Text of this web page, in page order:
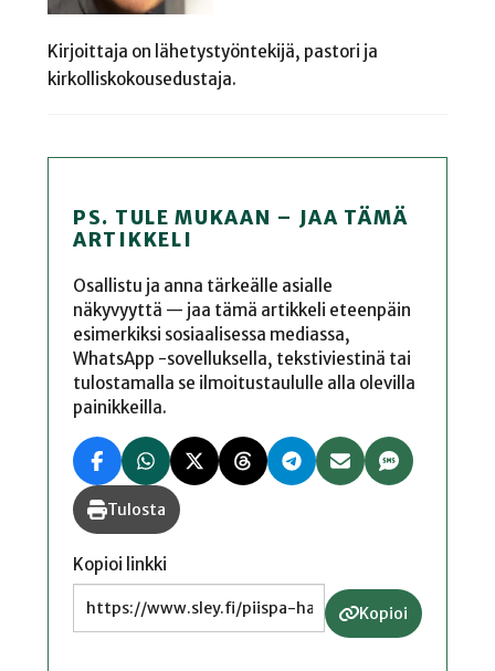
Kirjoittaja on lähetystyöntekijä, pastori ja
kirkolliskokousedustaja.
PS. TULE MUKAAN – JAA TÄMÄ
ARTIKKELI
Osallistu ja anna tärkeälle asialle
näkyvyyttä — jaa tämä artikkeli eteenpäin
esimerkiksi sosiaalisessa mediassa,
WhatsApp -sovelluksella, tekstiviestinä tai
tulostamalla se ilmoitustaululle alla olevilla
painikkeilla.
Tulosta
Kopioi linkki
Kopioi